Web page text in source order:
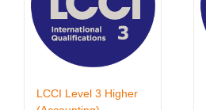
LCCI Level 3 Higher